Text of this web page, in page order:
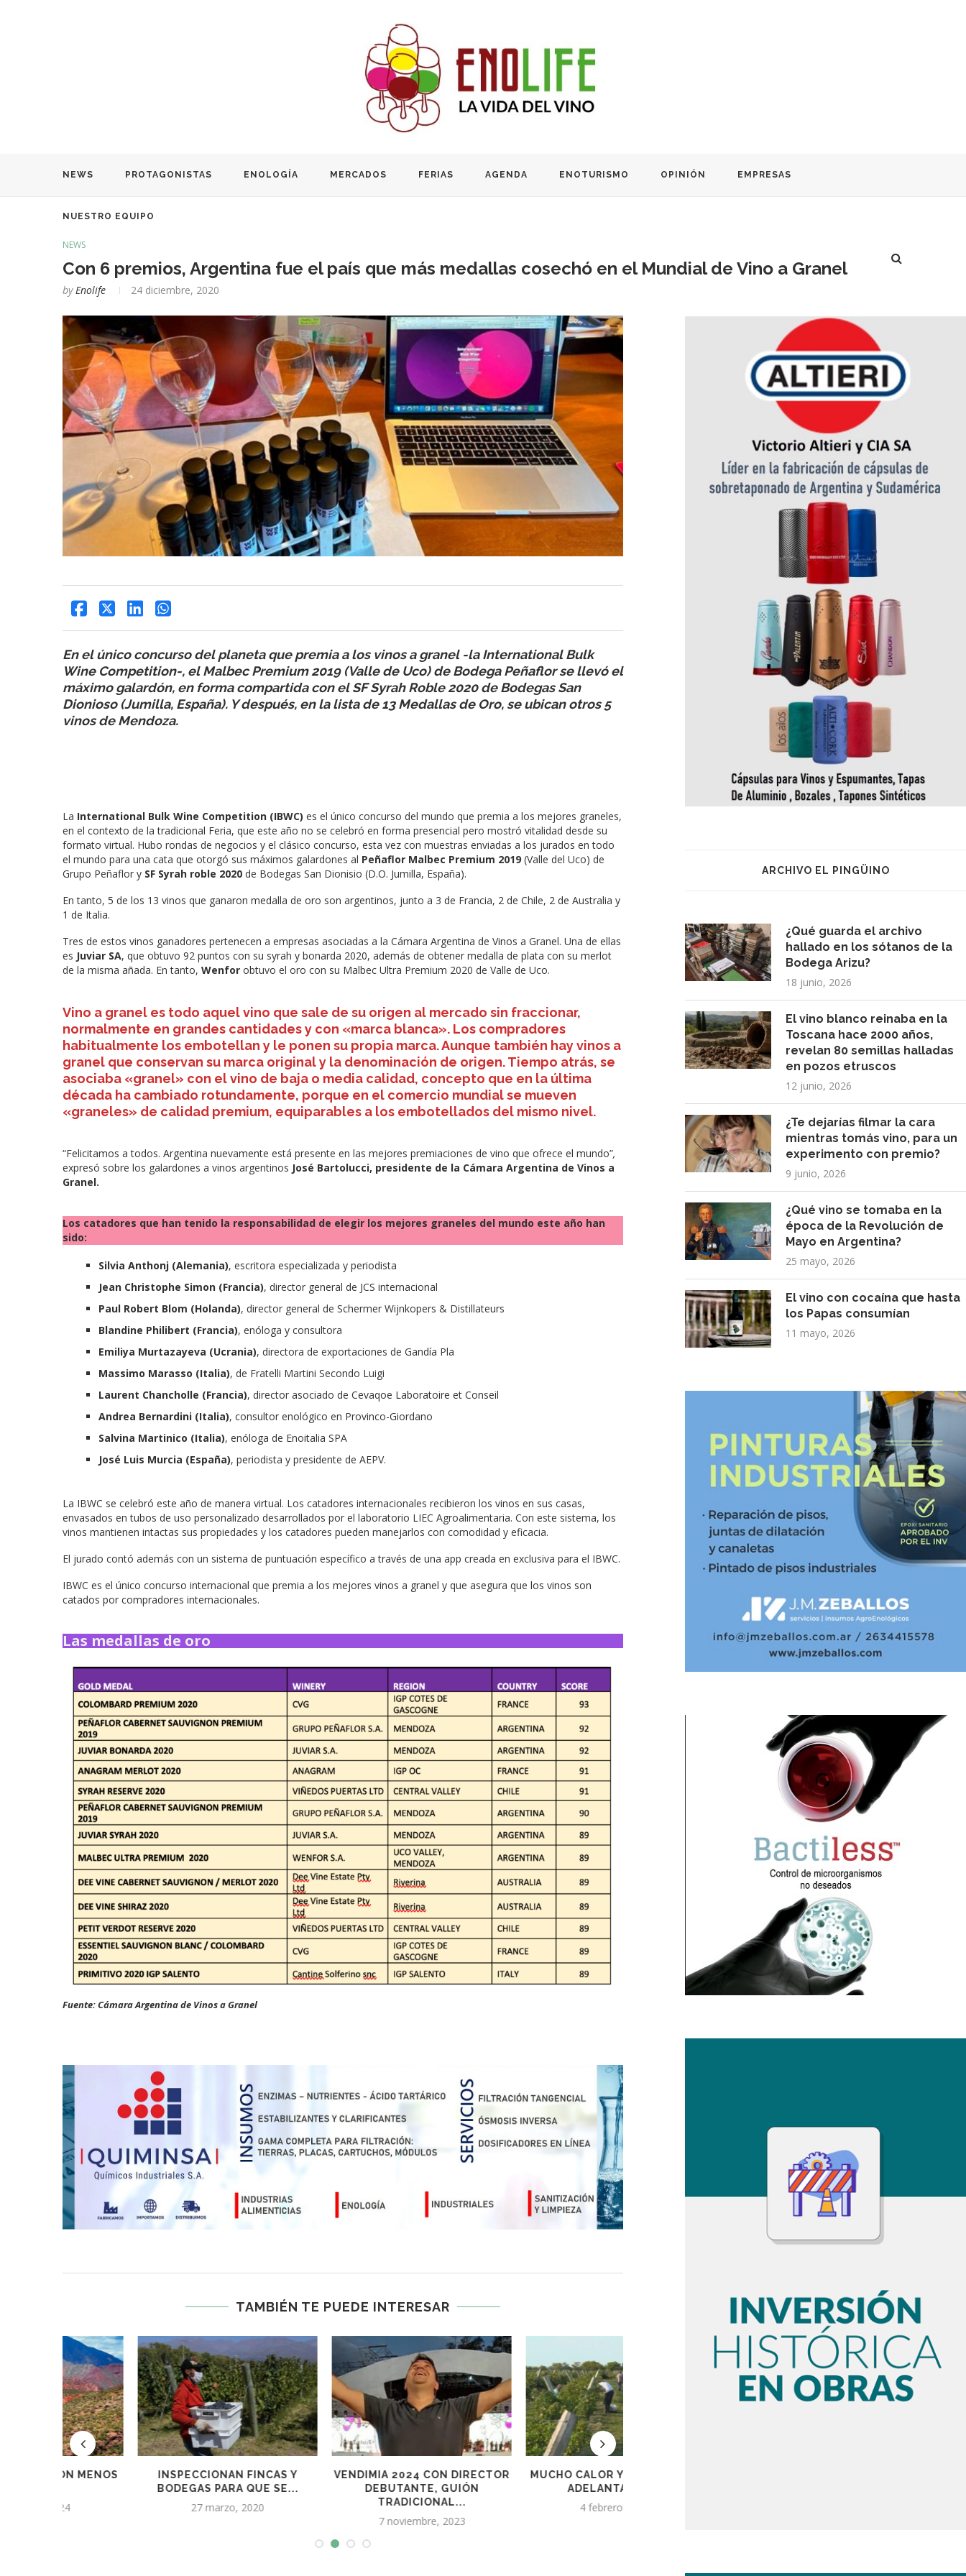
NEWS PROTAGONISTAS ENOLOGÍA MERCADOS FERIAS AGENDA ENOTURISMO OPINIÓN EMPRESAS
NUESTRO EQUIPO
NEWS
Con 6 premios, Argentina fue el país que más medallas cosechó en el Mundial de Vino a Granel
by Enolife 24 diciembre, 2020
En el único concurso del planeta que premia a los vinos a granel -la International Bulk
Wine Competition-, el Malbec Premium 2019 (Valle de Uco) de Bodega Peñaflor se llevó el
máximo galardón, en forma compartida con el SF Syrah Roble 2020 de Bodegas San
Dionioso (Jumilla, España). Y después, en la lista de 13 Medallas de Oro, se ubican otros 5
vinos de Mendoza.
La International Bulk Wine Competition (IBWC) es el único concurso del mundo que premia a los mejores graneles,
en el contexto de la tradicional Feria, que este año no se celebró en forma presencial pero mostró vitalidad desde su
formato virtual. Hubo rondas de negocios y el clásico concurso, esta vez con muestras enviadas a los jurados en todo
el mundo para una cata que otorgó sus máximos galardones al Peñaflor Malbec Premium 2019 (Valle del Uco) de
Grupo Peñaflor y SF Syrah roble 2020 de Bodegas San Dionisio (D.O. Jumilla, España).
En tanto, 5 de los 13 vinos que ganaron medalla de oro son argentinos, junto a 3 de Francia, 2 de Chile, 2 de Australia y
1 de Italia.
Tres de estos vinos ganadores pertenecen a empresas asociadas a la Cámara Argentina de Vinos a Granel. Una de ellas
es Juviar SA, que obtuvo 92 puntos con su syrah y bonarda 2020, además de obtener medalla de plata con su merlot
de la misma añada. En tanto, Wenfor obtuvo el oro con su Malbec Ultra Premium 2020 de Valle de Uco.
Vino a granel es todo aquel vino que sale de su origen al mercado sin fraccionar,
normalmente en grandes cantidades y con «marca blanca». Los compradores
habitualmente los embotellan y le ponen su propia marca. Aunque también hay vinos a
granel que conservan su marca original y la denominación de origen. Tiempo atrás, se
asociaba «granel» con el vino de baja o media calidad, concepto que en la última
década ha cambiado rotundamente, porque en el comercio mundial se mueven
«graneles» de calidad premium, equiparables a los embotellados del mismo nivel.
“Felicitamos a todos. Argentina nuevamente está presente en las mejores premiaciones de vino que ofrece el mundo”,
expresó sobre los galardones a vinos argentinos José Bartolucci, presidente de la Cámara Argentina de Vinos a
Granel.
Los catadores que han tenido la responsabilidad de elegir los mejores graneles del mundo este año han
sido:
Silvia Anthonj (Alemania), escritora especializada y periodista
Jean Christophe Simon (Francia), director general de JCS internacional
Paul Robert Blom (Holanda), director general de Schermer Wijnkopers & Distillateurs
Blandine Philibert (Francia), enóloga y consultora
Emiliya Murtazayeva (Ucrania), directora de exportaciones de Gandía Pla
Massimo Marasso (Italia), de Fratelli Martini Secondo Luigi
Laurent Chancholle (Francia), director asociado de Cevaqoe Laboratoire et Conseil
Andrea Bernardini (Italia), consultor enológico en Provinco-Giordano
Salvina Martinico (Italia), enóloga de Enoitalia SPA
José Luis Murcia (España), periodista y presidente de AEPV.
La IBWC se celebró este año de manera virtual. Los catadores internacionales recibieron los vinos en sus casas,
envasados en tubos de uso personalizado desarrollados por el laboratorio LIEC Agroalimentaria. Con este sistema, los
vinos mantienen intactas sus propiedades y los catadores pueden manejarlos con comodidad y eficacia.
El jurado contó además con un sistema de puntuación específico a través de una app creada en exclusiva para el IBWC.
IBWC es el único concurso internacional que premia a los mejores vinos a granel y que asegura que los vinos son
catados por compradores internacionales.
Las medallas de oro
Fuente: Cámara Argentina de Vinos a Granel
TAMBIÉN TE PUEDE INTERESAR
INSPECCIONAN FINCAS Y
BODEGAS PARA QUE SE...
VENDIMIA 2024 CON DIRECTOR
DEBUTANTE, GUIÓN
TRADICIONAL...
7 noviembre, 2023
MUCHO CALOR Y POCA LLUVIA
ADELANTAN LA...
ARCHIVO EL PINGÜINO
¿Qué guarda el archivo
hallado en los sótanos de la
Bodega Arizu?
18 junio, 2026
El vino blanco reinaba en la
Toscana hace 2000 años,
revelan 80 semillas halladas
en pozos etruscos
12 junio, 2026
¿Te dejarías filmar la cara
mientras tomás vino, para un
experimento con premio?
9 junio, 2026
¿Qué vino se tomaba en la
época de la Revolución de
Mayo en Argentina?
25 mayo, 2026
El vino con cocaína que hasta
los Papas consumían
11 mayo, 2026